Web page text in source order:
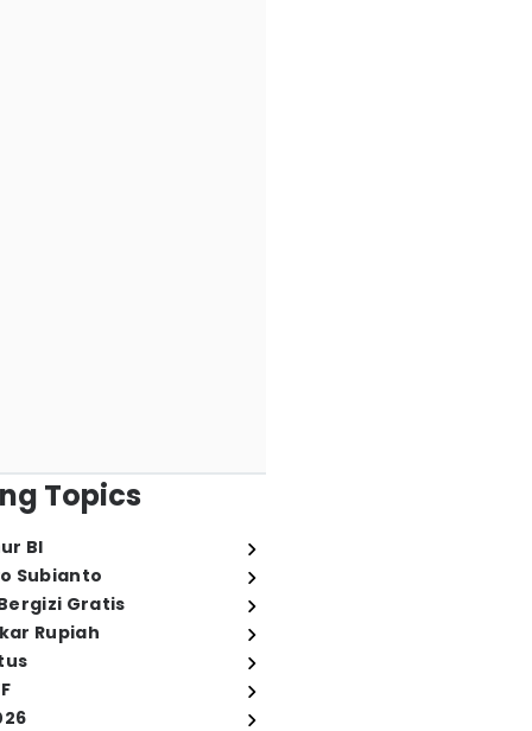
Topics
BI
Subianto
Gratis
Rupiah